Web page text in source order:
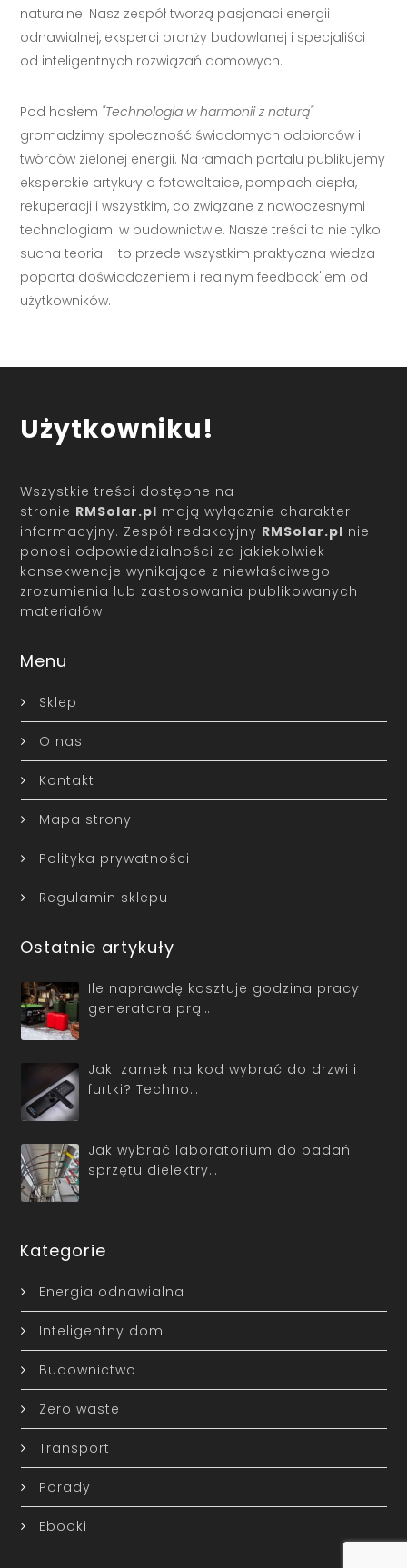
naturalne. Nasz zespół tworzą pasjonaci energii
odnawialnej, eksperci branży budowlanej i specjaliści
od inteligentnych rozwiązań domowych.
Pod hasłem "Technologia w harmonii z naturą"
gromadzimy społeczność świadomych odbiorców i
twórców zielonej energii. Na łamach portalu publikujemy
eksperckie artykuły o fotowoltaice, pompach ciepła,
rekuperacji i wszystkim, co związane z nowoczesnymi
technologiami w budownictwie. Nasze treści to nie tylko
sucha teoria – to przede wszystkim praktyczna wiedza
poparta doświadczeniem i realnym feedback'iem od
użytkowników.
Użytkowniku!
Wszystkie treści dostępne na
stronie RMSolar.pl mają wyłącznie charakter
informacyjny. Zespół redakcyjny RMSolar.pl nie
ponosi odpowiedzialności za jakiekolwiek
konsekwencje wynikające z niewłaściwego
zrozumienia lub zastosowania publikowanych
materiałów.
Menu
Sklep
O nas
Kontakt
Mapa strony
Polityka prywatności
Regulamin sklepu
Ostatnie artykuły
Ile naprawdę kosztuje godzina pracy
generatora prą…
Jaki zamek na kod wybrać do drzwi i
furtki? Techno…
Jak wybrać laboratorium do badań
sprzętu dielektry…
Kategorie
Energia odnawialna
Inteligentny dom
Budownictwo
Zero waste
Transport
Porady
Ebooki